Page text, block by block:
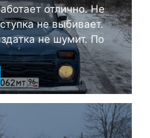
отлично. Не
не выбивает.
не шумит. По